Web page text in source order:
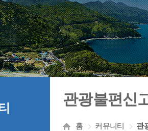
관광불편신
홈 커뮤니티 관